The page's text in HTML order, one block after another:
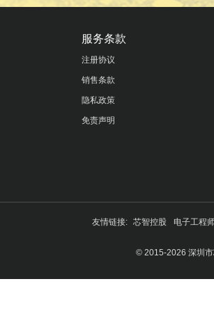
服务条款
注册协议
销售条款
隐私政策
免责声明
友情链接: 芯智控股 电子工程
© 2015-2026 深圳